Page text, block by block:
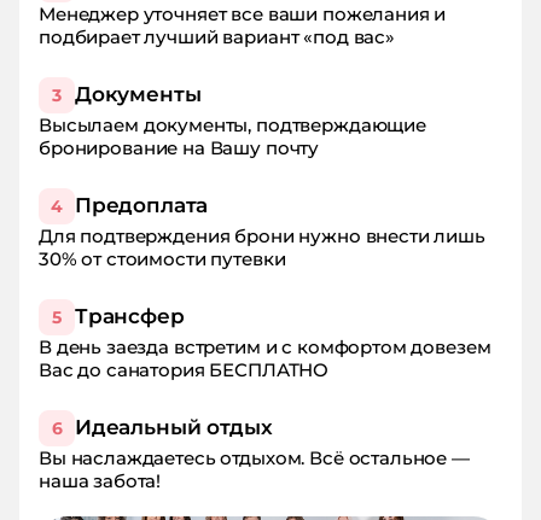
Менеджер уточняет все ваши пожелания и
подбирает лучший вариант «под вас»
3 Документы
Высылаем документы, подтверждающие
бронирование на Вашу почту
4 Предоплата
Для подтверждения брони нужно внести лишь
30% от стоимости путевки
5 Трансфер
В день заезда встретим и с комфортом довезем
Вас до санатория БЕСПЛАТНО
6 Идеальный отдых
Вы наслаждаетесь отдыхом. Всё остальное —
наша забота!